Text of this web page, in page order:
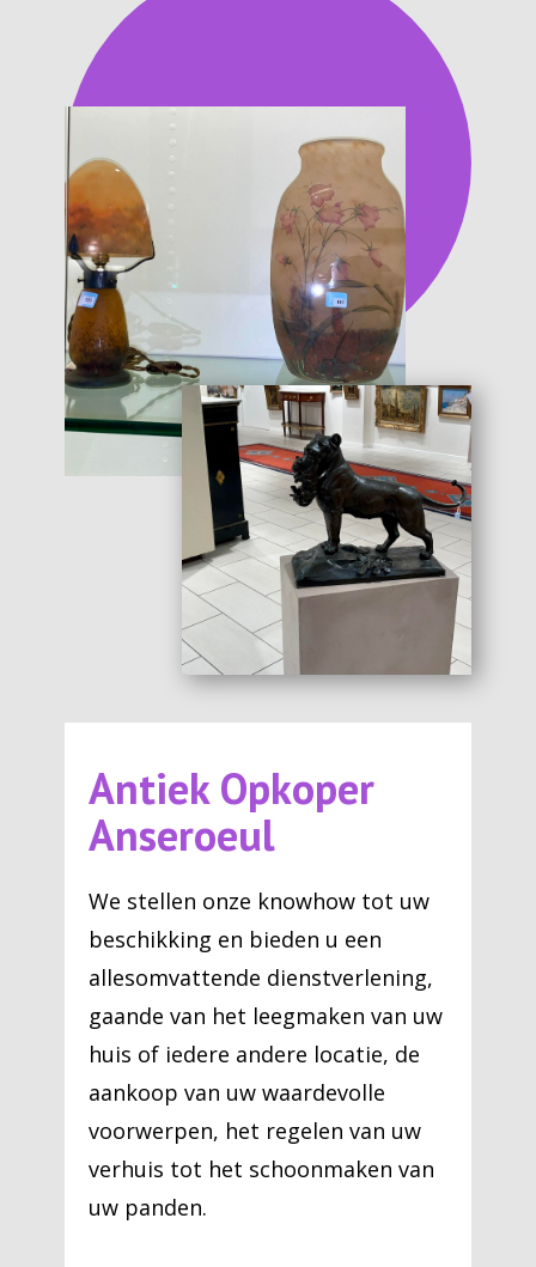
Antiek Opkoper
Anseroeul
We stellen onze knowhow tot uw
beschikking en bieden u een
allesomvattende dienstverlening,
gaande van het leegmaken van uw
huis of iedere andere locatie, de
aankoop van uw waardevolle
voorwerpen, het regelen van uw
verhuis tot het schoonmaken van
uw panden.